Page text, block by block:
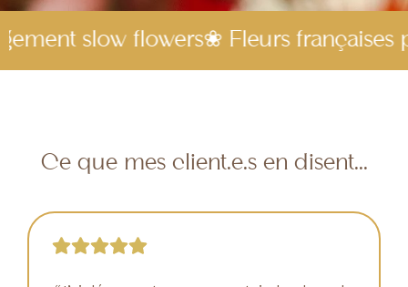
flowers❀ Fleurs françaises
Ce que mes client.e.s en disent...